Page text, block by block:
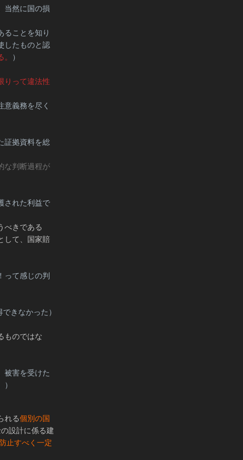
当然に国の損
ることを知り
したものと認
）
りって違法性
義務を尽く
証拠資料を総
な判断過程が
された利益で
べきである
して、国家賠
って感じの判
きなかった）
ものではな
被害を受けた
）
れる個別の国
設計に係る建
止すべく一定